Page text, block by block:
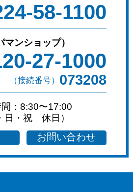
58-1100
ンショップ）
27-1000
（接続番号） 073208
：8:30〜17:00
日・祝 休日）
お問い合わせ